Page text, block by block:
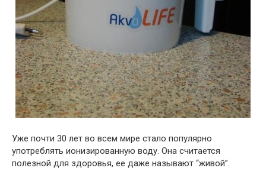
Уже почти 30 лет во всем мире стало популярно
употреблять ионизированную воду. Она считается
полезной для здоровья, ее даже называют “живой”.